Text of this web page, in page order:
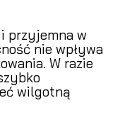
przyjemna w
nie wpływa
W razie
wilgotną